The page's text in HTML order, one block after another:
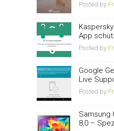
Posted by
App
Posted by
Google
Live
Posted by
Samsung
8,0 –